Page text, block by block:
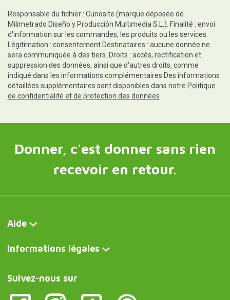
Responsable du fichier : Curiosite (marque déposée de
Milimetrado Diseño y Producción Multimedia S.L.). Finalité : envoi
d'information sur les commandes, les produits ou les services.
Légitimation : consentement.Destinataires : aucune donnée ne
sera communiquée à des tiers. Droits : accès, rectification et
suppression des données, ainsi que d'autres droits, comme
indiqué dans les informations complémentaires.Des informations
détaillées supplémentaires sont disponibles dans notre Politique
de confidentialité et de protection des données
Donner, c'est donner sans rien
recevoir en retour.
Aide
Informations légales
Suivez-nous sur